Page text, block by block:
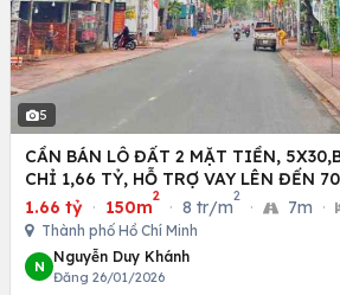
5
CẦN BÁN LÔ ĐẤT 2 MẶT TIỀN,
CHỈ 1,66 TỶ, HỖ TRỢ VAY LÊN ĐẾN
1.66 tỷ · 150m
2
· 8 tr/m
2
· 7m ·
Thành phố Hồ Chí Minh
N
Nguyễn Duy Khánh
Đăng 26/01/2026